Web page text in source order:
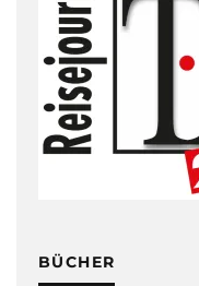
BÜCHER